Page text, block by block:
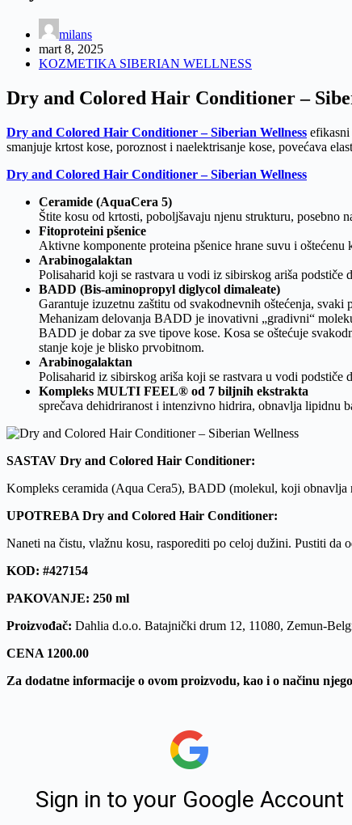
milans
mart 8, 2025
KOZMETIKA SIBERIAN WELLNESS
Dry and Сolored Hair Сonditioner –
Dry and Сolored Hair Сonditioner – Siberian Wellness efikasni
smanjuje krtost kose, poroznost i naelektrisanje kose, povećava
Dry and Сolored Hair Сonditioner – Siberian Wellness
Ceramide (AquaCera 5)
Štite kosu od krtosti, poboljšavaju njenu strukturu, posebno
Fitoproteini pšenice
Aktivne komponente proteina pšenice hrane suvu i
Arabinogalaktan
Polisaharid koji se rastvara u vodi iz sibirskog ariša podstiče
BADD (Bis-aminopropyl diglycol dimaleate)
Garantuje izuzetnu zaštitu od svakodnevnih oštećenja,
Mehanizam delovanja BADD je inovativni „gradivni“
BADD je dobar za sve tipove kose. Kosa se oštećuje
stanje koje je blisko prvobitnom.
Arabinogalaktan
Polisaharid iz sibirskog ariša koji se rastvara u vodi
Kompleks MULTI FEEL® od 7 biljnih ekstrakta
sprečava dehidriranost i intenzivno hidrira, obnavlja lipidnu
SASTAV Dry and Сolored Hair Сonditioner:
Kompleks ceramida (Aqua Cera5), BADD (molekul, koji obnavlja
UPOTREBA Dry and Сolored Hair Сonditioner:
Naneti na čistu, vlažnu kosu, rasporediti po celoj dužini. Pustiti
KOD: #427154
PAKOVANJE: 250 ml
Proizvođač: Dahlia d.o.o. Batajnički drum 12, 11080, Zemun-
CENA 1200.00
Za dodatne informacije o ovom proizvodu, kao i o načinu